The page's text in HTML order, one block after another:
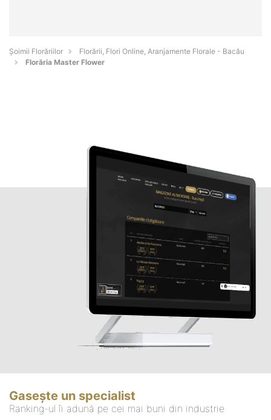
Șoimii Florăriilor
Florării, Flori Online, Aranjamente Florale - Bacău
Florăria Master Flower
Gasește un specialist
Ranking-ul îi adună pe cei mai buni din industrie